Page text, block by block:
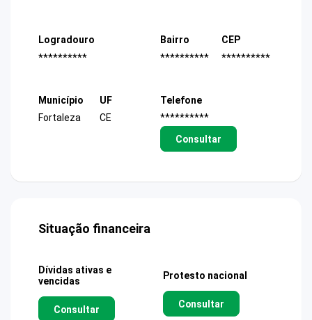
Logradouro
**********
Bairro
**********
CEP
**********
Município
Fortaleza
UF
CE
Telefone
**********
Consultar
Situação financeira
Dívidas ativas e
vencidas
Consultar
Protesto nacional
Consultar